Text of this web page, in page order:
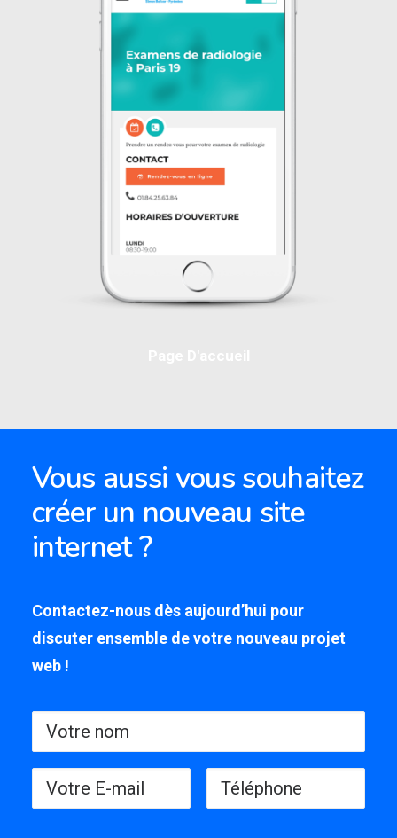
Vous aussi vous souhaitez
créer un nouveau site
internet ?
Contactez-nous dès aujourd’hui pour
discuter ensemble de votre nouveau projet
web !